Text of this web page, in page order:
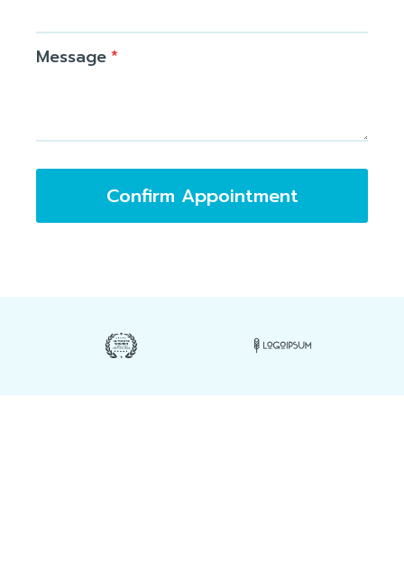
Message*
Confirm Appointment